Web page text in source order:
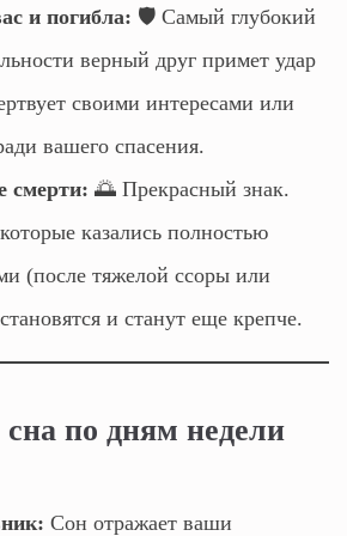
и погибла: 🛡️ Самый глубокий
верный друг примет удар
своими интересами или
вашего спасения.
смерти: 🌅 Прекрасный знак.
казались полностью
(после тяжелой ссоры или
и станут еще крепче.
сна по дням недели
Сон отражает ваши